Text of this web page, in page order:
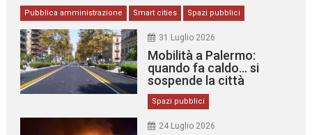
Pubblica amministrazione Smart cities Spazi pubblici
31 Luglio 2026
Mobilità a Palermo:
quando fa caldo… si
sospende la città
Spazi pubblici
24 Luglio 2026